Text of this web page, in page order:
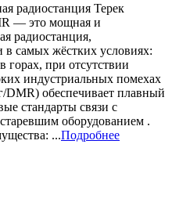
радиостанция Терек
— это мощная и
радиостанция,
в самых жёстких условиях:
горах, при отсутствии
индустриальных помехах
DMR) обеспечивает плавный
стандарты связи с
оборудованием .
...Подробнее